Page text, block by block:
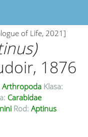
of Life, 2021]
1876
Arthropoda Klasa:
Carabidae
Rod: Aptinus